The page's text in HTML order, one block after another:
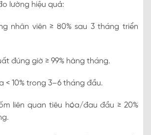
lường hiệu quả:
nhân viên ≥ 80% sau 3 tháng triển
đúng giờ ≥ 99% hàng tháng.
< 10% trong 3–6 tháng đầu.
liên quan tiêu hóa/đau đầu ≥ 20%